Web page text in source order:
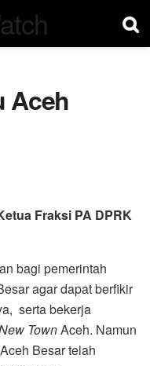
Aceh
Fraksi PA DPRK
bagi pemerintah
agar dapat berfikir
serta bekerja
TownAceh. Namun
Besar telah